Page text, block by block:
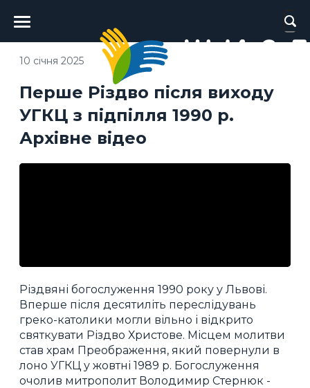
Головне
меню
Перше Різдво після виходу
УГКЦ з підпілля 1990 р.
Архівне відео
10 січня 2025
Різдвяні богослуження 1990 року у Львові.
Вперше після десятиліть переслідувань
греко-католики могли вільно і відкрито
святкувати Різдво Христове. Місцем молитви
став храм Преображення, який повернули в
лоно УГКЦ у жовтні 1989 р. Богослуження
очолив митрополит Володимир Стернюк -